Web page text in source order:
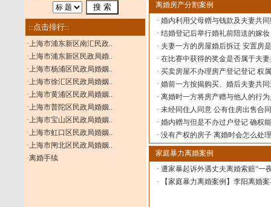
::点击排行::
·上海市浦东新区南汇民政..
·上海市浦东新区民政局婚..
·上海市杨浦区民政局婚姻..
·上海市徐汇区民政局婚姻..
·上海市黄浦区民政局婚姻..
·上海市普陀区民政局婚姻..
·上海市宝山区民政局婚姻..
·上海市虹口区民政局婚姻..
·上海市闸北区民政局婚姻..
·离婚手续
离婚房产分割案例
· 婚内利用父母赠与钱款及夫妻共
· 结婚登记后举行婚礼前陪送的嫁
· 夫妻一方的房屋婚后拆迁 安置房
· 在比赛中获得的奖金是否属于夫
· 买卖房屋不办理房产登记登记 权
· 婚前一方按揭购买、婚后夫妻共
· 离婚时一方将房产赠与他人的行
· 未经同住人同意 公有住房出售合
· 婚内赠与但是不办过户登记 确权
· 没有产权的房子 离婚时会怎么处理
家庭暴力离婚案例
· 遭家暴起诉外遇丈夫离婚索赔“一
·
【家庭暴力离婚案例】李阳离婚